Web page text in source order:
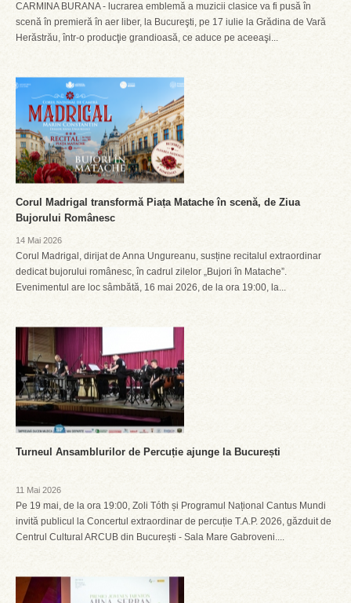
CARMINA BURANA - lucrarea emblemă a muzicii clasice va fi pusă în
scenă în premieră în aer liber, la Bucureşti, pe 17 iulie la Grădina de Vară
Herăstrău, într-o producţie grandioasă, ce aduce pe aceeaşi...
Corul Madrigal transformă Piața Matache în scenă, de Ziua
Bujorului Românesc
14 Mai 2026
Corul Madrigal, dirijat de Anna Ungureanu, susține recitalul extraordinar
dedicat bujorului românesc, în cadrul zilelor „Bujori în Matache”.
Evenimentul are loc sâmbătă, 16 mai 2026, de la ora 19:00, la...
Turneul Ansamblurilor de Percuție ajunge la București
11 Mai 2026
Pe 19 mai, de la ora 19:00, Zoli Tóth și Programul Național Cantus Mundi
invită publicul la Concertul extraordinar de percuție T.A.P. 2026, găzduit de
Centrul Cultural ARCUB din București - Sala Mare Gabroveni....